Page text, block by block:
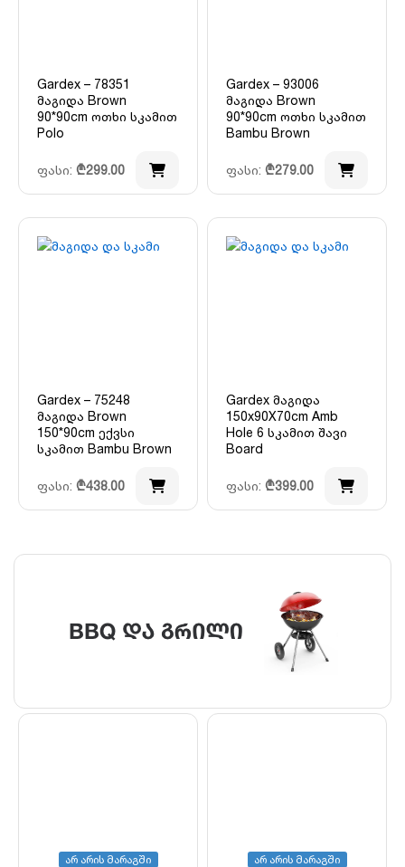
Gardex – 78351
მაგიდა Brown
90*90cm ოთხი სკამით
Polo
ფასი: ₾299.00
Gardex – 93006
მაგიდა Brown
90*90cm ოთხი სკამით
Bambu Brown
ფასი: ₾279.00
Gardex – 75248
მაგიდა Brown
150*90cm ექვსი
სკამით Bambu Brown
ფასი: ₾438.00
Gardex მაგიდა
150x90X70cm Amb
Hole 6 სკამით შავი
Board
ფასი: ₾399.00
არ არის მარაგში არ არის მარაგში